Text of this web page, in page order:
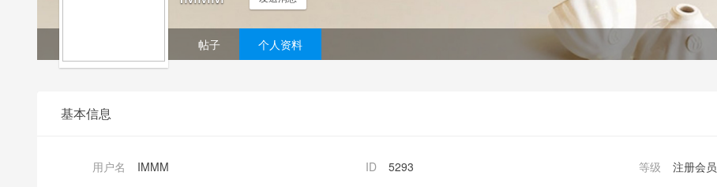
帖子 个人资料
基本信息
用户名 IMMM ID 5293 等级 注册会员